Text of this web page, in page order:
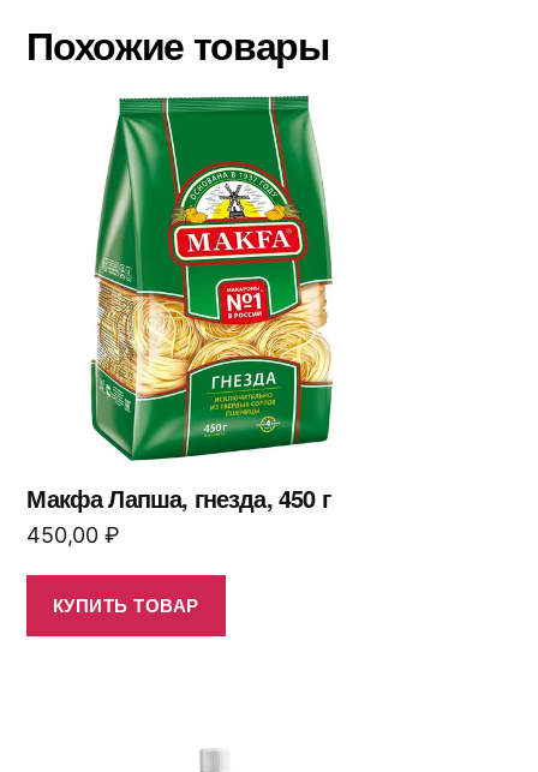
Похожие товары
Макфа Лапша, гнезда, 450 г
450,00 ₽
КУПИТЬ ТОВАР